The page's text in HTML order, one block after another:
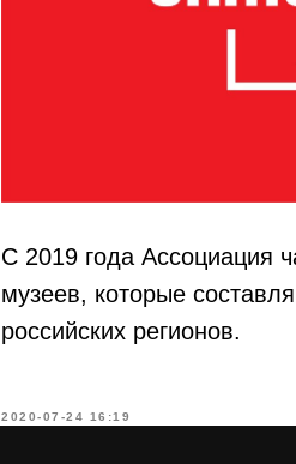
С 2019 года Ассоциация
музеев, которые
российских регионов.
2020-07-24 16:19